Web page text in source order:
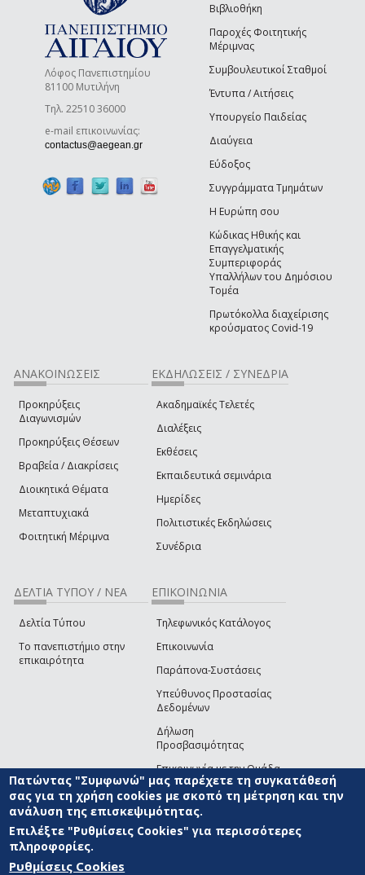
Λόφος Πανεπιστημίου
81100 Μυτιλήνη
Τηλ. 22510 36000
e-mail επικοινωνίας:
contactus@aegean.gr (link sends e-mail)
Βιβλιοθήκη
Παροχές Φοιτητικής
Μέριμνας
Συμβουλευτικοί Σταθμοί
Έντυπα / Αιτήσεις
Υπουργείο Παιδείας
Διαύγεια
Εύδοξος
Συγγράμματα Τμημάτων
Η Ευρώπη σου
Κώδικας Ηθικής και
Επαγγελματικής
Συμπεριφοράς
Υπαλλήλων του Δημόσιου
Τομέα
Πρωτόκολλα διαχείρισης
κρούσματος Covid-19
ΑΝΑΚΟΙΝΩΣΕΙΣ
Προκηρύξεις
Διαγωνισμών
Προκηρύξεις Θέσεων
Βραβεία / Διακρίσεις
Διοικητικά Θέματα
Μεταπτυχιακά
Φοιτητική Μέριμνα
ΕΚΔΗΛΩΣΕΙΣ / ΣΥΝΕΔΡΙΑ
Ακαδημαϊκές Τελετές
Διαλέξεις
Εκθέσεις
Εκπαιδευτικά σεμινάρια
Ημερίδες
Πολιτιστικές Εκδηλώσεις
Συνέδρια
ΔΕΛΤΙΑ ΤΥΠΟΥ / ΝΕΑ
Δελτία Τύπου
Το πανεπιστήμιο στην
επικαιρότητα
ΕΠΙΚΟΙΝΩΝΙΑ
Τηλεφωνικός Κατάλογος
Επικοινωνία
Παράπονα-Συστάσεις
Υπεύθυνος Προστασίας
Δεδομένων
Δήλωση
Προσβασιμότητας
Επικοινωνία με την Ομάδα
Ανάπτυξης του site(link sends e-mail)
© ΠΑΝΕΠΙΣΤΗΜΙΟ ΑΙΓΑΙΟΥ ΟΡΟΙ ΧΡΗΣΗΣ
ΑΝΑΠΤΥΞΗΣ
Πατώντας "Συμφωνώ" μας παρέχετε τη συγκατάθεσή
σας για τη χρήση cookies με σκοπό τη μέτρηση και την
ανάλυση της επισκεψιμότητας.
Επιλέξτε "Ρυθμίσεις Cookies" για περισσότερες
πληροφορίες.
Ρυθμίσεις Cookies